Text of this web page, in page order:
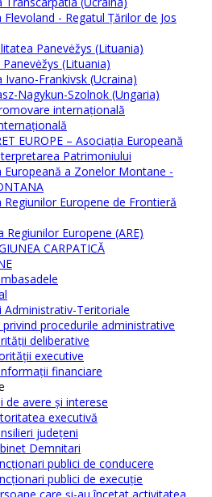
Flevoland - Regatul Ţărilor de Jos
Panevėžys (Lituania)
(Lituania)
Ivano-Frankivsk (Ucraina)
Nagykun-Szolnok (Ungaria)
internaţională
EUROPE – Asociația Europeană
Patrimoniului
Europeană a Zonelor Montane -
Regiunilor Europene de Frontieră
Regiunilor Europene (ARE)
CARPATICĂ
Administrativ-Teritoriale
procedurile administrative
deliberative
executive
financiare
de avere şi interese
executivă
judeţeni
Demnitari
publici de conducere
publici de execuție